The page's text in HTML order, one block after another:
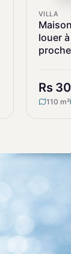
VILLA
louer
Rs
110 m²